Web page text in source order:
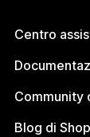
Centro
Community
Blog di